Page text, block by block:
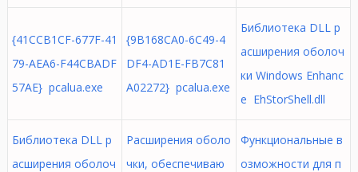
{41CCB1CF-677F-41
79-AEA6-F44CBADF
57AE} pcalua.exe
{9B168CA0-6C49-4
DF4-AD1E-FB7C81
A02272} pcalua.exe
Библиотека DLL р
асширения оболоч
ки Windows Enhanc
e EhStorShell.dll
Библиотека DLL р
асширения оболоч
Расширения оболо
чки, обеспечиваю
Функциональные в
озможности для п